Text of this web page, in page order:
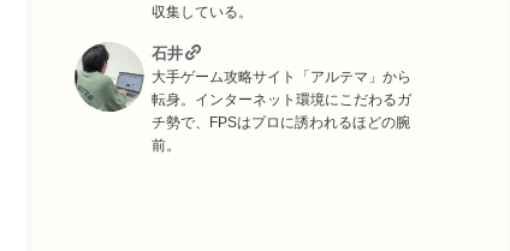
収集している。
石井
大手ゲーム攻略サイト「アルテマ」から
転身。インターネット環境にこだわるガ
チ勢で、FPSはプロに誘われるほどの腕
前。